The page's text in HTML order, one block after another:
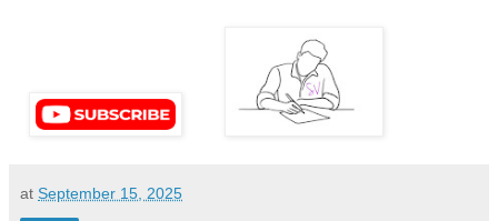
at September 15, 2025